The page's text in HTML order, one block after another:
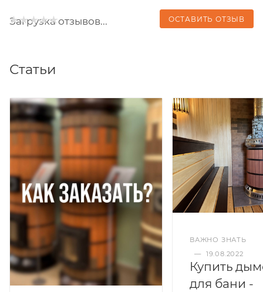
ОСТАВИТЬ ОТЗЫВ
Загрузка отзывов...
Статьи
ВАЖНО ЗНАТЬ
— 19.08.2022
Купить
для бани -